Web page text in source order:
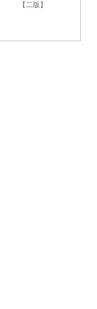
【二版】